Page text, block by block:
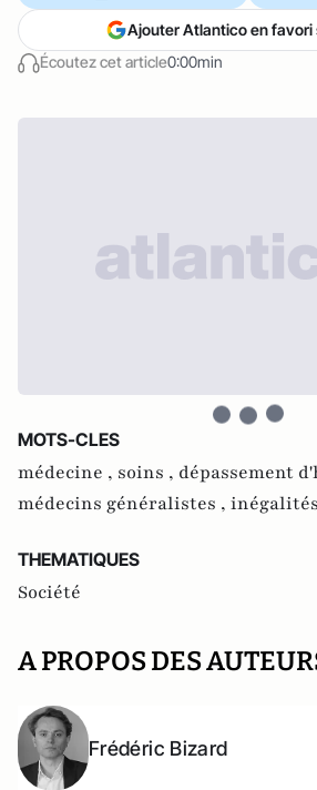
Écoutez cet article0:00min
Ajouter Atlantico en favori
MOTS-CLES
médecine , soins , dépassement
médecins généralistes , inégalités
THEMATIQUES
Société
A PROPOS DES
Frédéric Bizard